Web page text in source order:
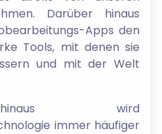
Darüber hinaus
Apps den
Tools, mit denen sie
und mit der Welt
wird
immer häufiger